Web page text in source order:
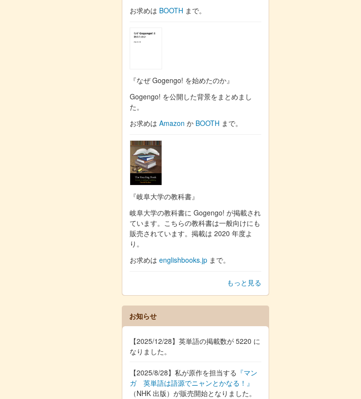
お求めは BOOTH まで。
『なぜ Gogengo! を始めたのか』
Gogengo! を公開した背景をまとめまし
た。
お求めは Amazon か BOOTH まで。
『岐阜大学の教科書』
岐阜大学の教科書に Gogengo! が掲載され
ています。こちらの教科書は一般向けにも
販売されています。掲載は 2020 年度よ
り。
お求めは englishbooks.jp まで。
もっと見る
お知らせ
【2025/12/28】英単語の掲載数が 5220 に
なりました。
【2025/8/28】私が原作を担当する 『マン
ガ 英単語は語源でニャンとかなる！』
（NHK 出版）が販売開始となりました。